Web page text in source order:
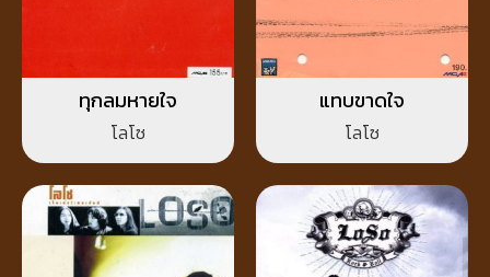
ทุกลมหายใจ
โลโซ
แทบขาดใจ
โลโซ